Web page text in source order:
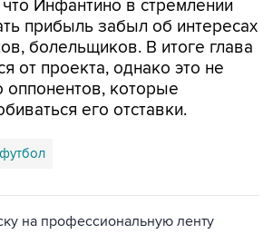
Инфантино в стремлении
прибыль забыл об интересах
болельщиков. В итоге глава
от проекта, однако это не
оппонентов, которые
его отставки.
футбол
на профессиональную ленту